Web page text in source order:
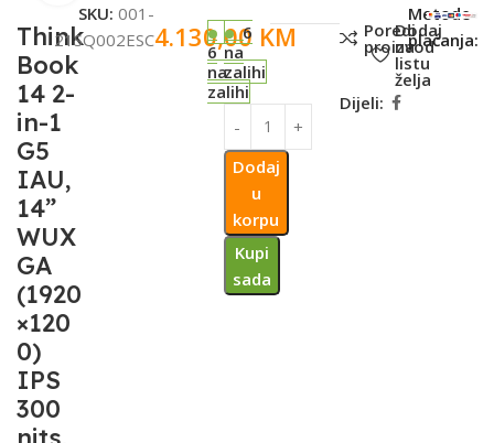
Think
Book
14 2-
in-1
G5
IAU,
14”
WUX
GA
(1920
×120
0)
IPS
300
SKU:001-
21SQ002ESC4.130,00 KM
6
na
zalihi
6
na
zalihi
Dodaj
u
korpu
Kupi
sada
Poredi
proizvod
Dodaj
na
listu
želja
Dijeli:
Metode
plaćanja: